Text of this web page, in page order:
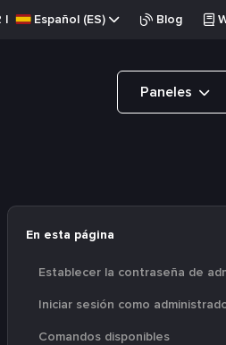
| Español (ES) Blog
Paneles
En esta página
Establecer la contraseña de
Iniciar sesión como
Comandos disponibles